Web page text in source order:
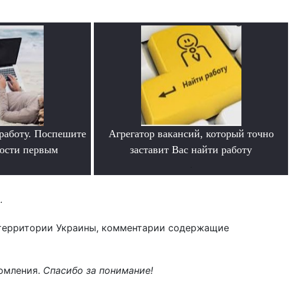
Поспешите
первым
Агрегатор вакансий, который точно
заставит Вас найти работу
Украины, комментарии содержащие
Спасибо за понимание!